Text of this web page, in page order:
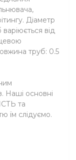
Діаметр
від
труб: 0.5
Наші основні
та
їм слідуємо.